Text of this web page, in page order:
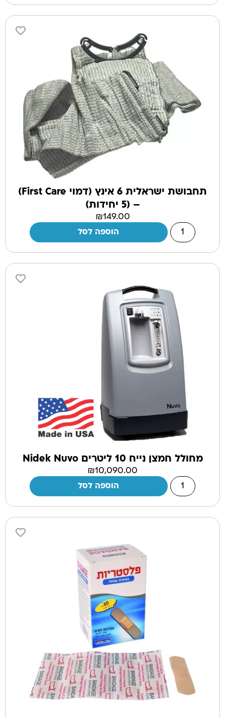
תחבושת ישראלית 6 אינץ (דמוי First Care)
– (5 יחידות)
₪149.00
הוספה לסל
מחולל חמצן נייח 10 ליטרים Nidek Nuvo
₪10,090.00
הוספה לסל